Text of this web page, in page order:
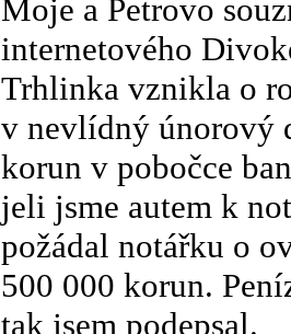
Moje a Petrovo
internetového
Trhlinka vznikla o
v nevlídný únorový
korun v pobočce
jeli jsme autem k
požádal notářku o
500 000 korun.
tak jsem podepsal.